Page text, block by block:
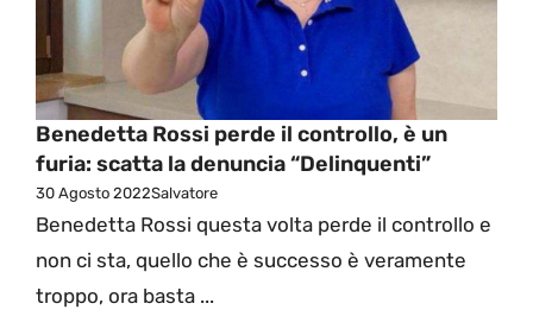
Benedetta Rossi perde il controllo, è un
furia: scatta la denuncia “Delinquenti”
30 Agosto 2022Salvatore
Benedetta Rossi questa volta perde il controllo e
non ci sta, quello che è successo è veramente
troppo, ora basta ...